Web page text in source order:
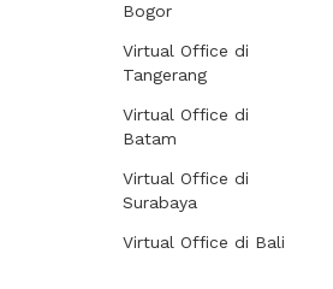
Bogor
Virtual Office di
Tangerang
Virtual Office di
Batam
Virtual Office di
Surabaya
Virtual Office di Bali